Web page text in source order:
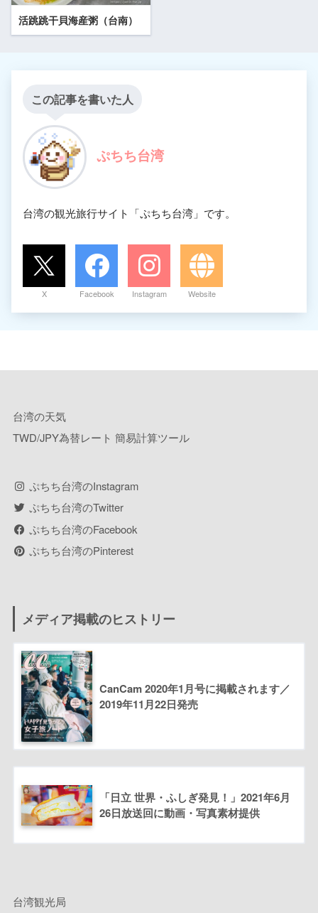
活跳跳干貝海産粥（台南）
この記事を書いた人
ぷちち台湾
台湾の観光旅行サイト「ぷちち台湾」です。
X Facebook Instagram Website
台湾の天気
TWD/JPY為替レート 簡易計算ツール
ぷちち台湾のInstagram
ぷちち台湾のTwitter
ぷちち台湾のFacebook
ぷちち台湾のPinterest
メディア掲載のヒストリー
CanCam 2020年1月号に掲載されます／
2019年11月22日発売
「日立 世界・ふしぎ発見！」2021年6月
26日放送回に動画・写真素材提供
台湾観光局